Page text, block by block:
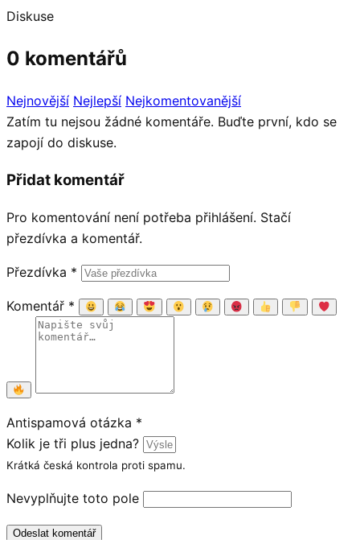
Diskuse
0 komentářů
Nejnovější Nejlepší Nejkomentovanější
Zatím tu nejsou žádné komentáře. Buďte první, kdo se
zapojí do diskuse.
Přidat komentář
Pro komentování není potřeba přihlášení. Stačí
přezdívka a komentář.
Přezdívka *
Komentář *
Antispamová otázka *
Kolik je tři plus jedna?
Krátká česká kontrola proti spamu.
Nevyplňujte toto pole
Odeslat komentář